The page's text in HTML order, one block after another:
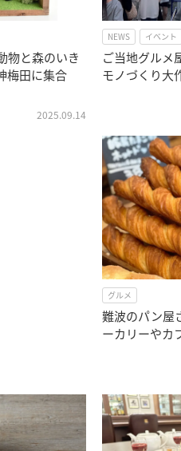
物と森のいき
梅田に集合
2025.09.14
NEWS イベント
ご当地グルメ
モノづくり大
グルメ
難波のパン屋
ーカリーやカ